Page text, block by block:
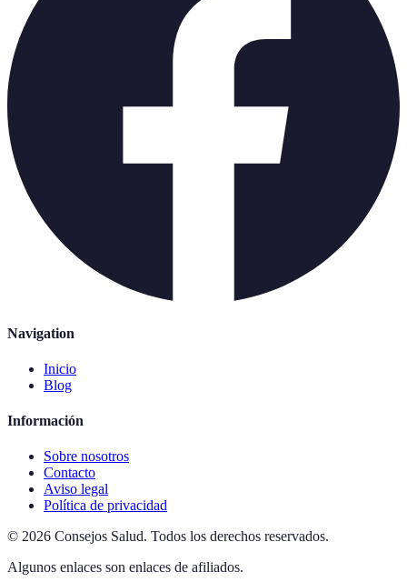
Navigation
Inicio
Blog
Información
Sobre nosotros
Contacto
Aviso legal
Política de privacidad
© 2026 Consejos Salud. Todos los derechos reservados.
Algunos enlaces son enlaces de afiliados.